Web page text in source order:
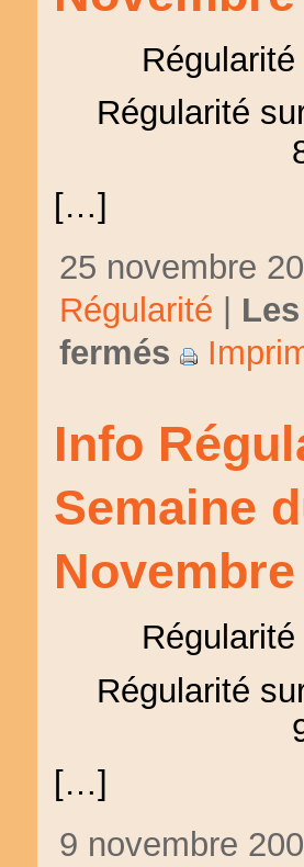
Régularité
[…]
25 novembre
Régularité
fermés
Info
Semaine
Régularité
[…]
9 novembre